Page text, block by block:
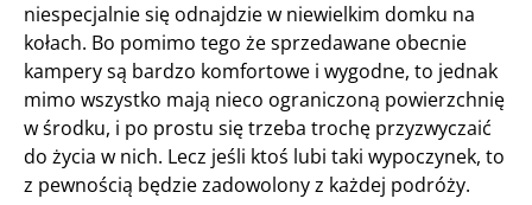
niespecjalnie się odnajdzie w niewielkim domku na
kołach. Bo pomimo tego że sprzedawane obecnie
kampery są bardzo komfortowe i wygodne, to jednak
mimo wszystko mają nieco ograniczoną powierzchnię
w środku, i po prostu się trzeba trochę przyzwyczaić
do życia w nich. Lecz jeśli ktoś lubi taki wypoczynek, to
z pewnością będzie zadowolony z każdej podróży.